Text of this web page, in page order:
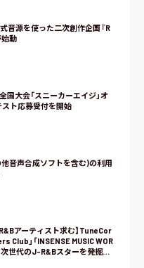
音源を使った二次創作企画『R
動
国大会「スニーカーエイジ」オ
ト応募受付を開始
音声合成ソフトを含む)の利用
アーティスト求む】TuneCor
Club」「INSENSE MUSIC WOR
次世代のJ-R&Bスターを発掘す
R&B』をスタート！